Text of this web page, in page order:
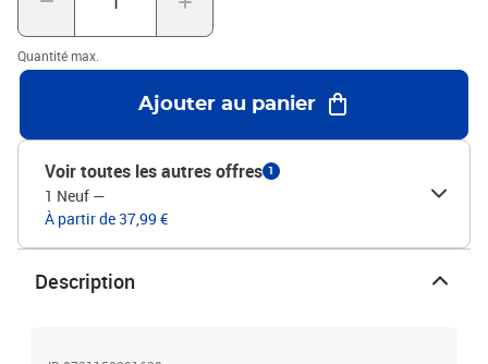
pour l'intérieur du mur ne sont pas incluses. Nous vous conseillons
de trouver et d'utiliser des vis et des chevilles adaptées
spécifiquement à vos murs. Si vous n'êtes pas sûr, vous pouvez
consulter un professionnel. Veuillez lire et suivre chaque étape des
instructions.Couleur : chêne marronMatériau : bois
requis : oui
Quantité max.
Ajouter au panier
Voir toutes les autres offres 1
1 Neuf —
À partir de 37,99 €
Description